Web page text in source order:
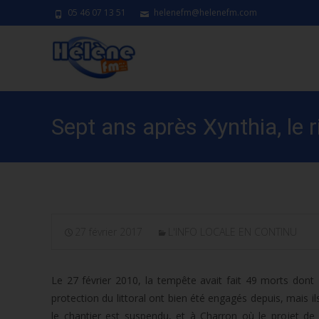
05 46 07 13 51 helenefm@helenefm.com
Sept ans après Xynthia, le
Le 27 février 2010, la tempête avait fait 49 morts
protection du littoral ont bien été engagés depuis, mais
le chantier est suspendu, et à Charron où le projet de